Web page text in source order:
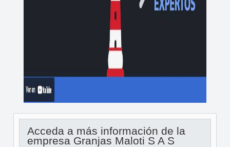
Acceda a más información de la
empresa Granjas Maloti S A S